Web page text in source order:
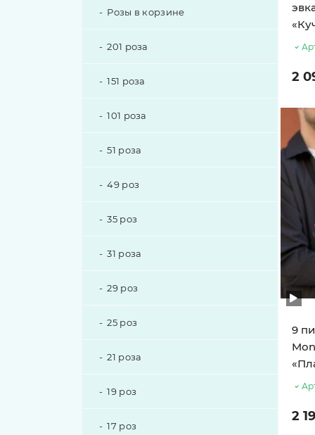
Розы в корзине
201 роза
151 роза
101 роза
51 роза
49 роз
35 роз
31 роза
29 роз
25 роз
21 роза
19 роз
17 роз
2
9
2